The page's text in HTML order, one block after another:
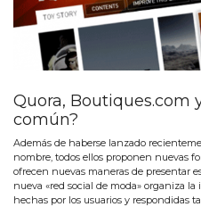
Quora, Boutiques.com
común?
Además de haberse lanzado
nombre, todos ellos proponen nuevas
ofrecen nuevas maneras de presentar
nueva «red social de moda» organiza
hechas por los usuarios y respondidas